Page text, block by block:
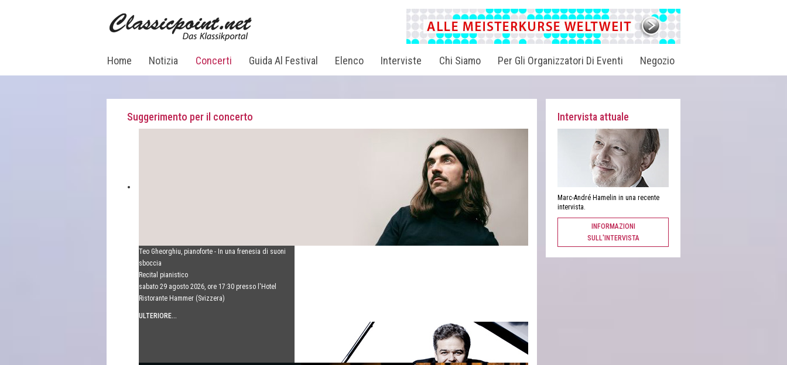
Home Notizia Concerti Guida Al Festival Elenco Interviste Chi Siamo Per Gli Organizzatori Di Eventi Negozio
Suggerimento per il concerto
Teo Gheorghiu, pianoforte - In una frenesia di suoni
sboccia
Recital pianistico
sabato 29 agosto 2026, ore 17:30 presso l'Hotel
Ristorante Hammer (Svizzera)
ULTERIORE...
Intervista attuale
Marc-André Hamelin in una recente
intervista.
INFORMAZIONI
SULL'INTERVISTA